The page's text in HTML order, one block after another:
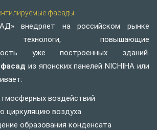
фасады
внедряет на российском рынке
технологи, повышающие
уже построенных зданий.
из японских панелей NICHIHA или
воздействий
циркуляцию воздуха
образования конденсата